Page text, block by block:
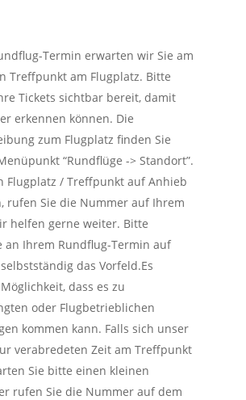
Termin erwarten wir Sie am
Treffpunkt am Flugplatz. Bitte
Tickets sichtbar bereit, damit
erkennen können. Die
zum Flugplatz finden Sie
“Rundflüge -> Standort”.
Flugplatz / Treffpunkt auf Anhieb
rufen Sie die Nummer auf Ihrem
helfen gerne weiter. Bitte
an Ihrem Rundflug-Termin auf
das Vorfeld.Es
dass es zu
oder Flugbetrieblichen
kommen kann. Falls sich unser
verabredeten Zeit am Treffpunkt
Sie bitte einen kleinen
rufen Sie die Nummer auf dem